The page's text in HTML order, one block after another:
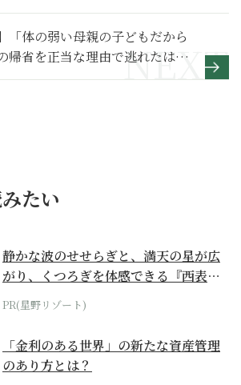
り
「体の弱い母親の子どもだから
帰省を正当な理由で逃れたはず
～
たい
静かな波のせせらぎと、満天の星が広
がり、くつろぎを体感できる『西表島
ホテル by...
PR(星野リゾート)
「金利のある世界」の新たな資産管理
のあり方とは？